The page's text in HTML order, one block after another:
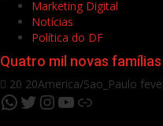
Marketing Digital
Notícias
Política do DF
Quatro mil novas
20 20America/Sao_Paulo
WhatsApp
Twitter
Instagram
YouTube
Link